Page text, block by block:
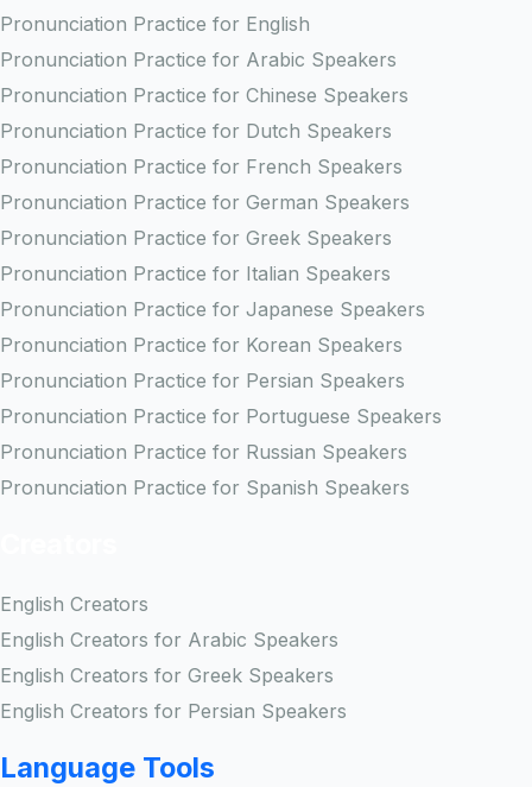
Pronunciation Practice for English
Pronunciation Practice for Arabic Speakers
Pronunciation Practice for Chinese Speakers
Pronunciation Practice for Dutch Speakers
Pronunciation Practice for French Speakers
Pronunciation Practice for German Speakers
Pronunciation Practice for Greek Speakers
Pronunciation Practice for Italian Speakers
Pronunciation Practice for Japanese Speakers
Pronunciation Practice for Korean Speakers
Pronunciation Practice for Persian Speakers
Pronunciation Practice for Portuguese Speakers
Pronunciation Practice for Russian Speakers
Pronunciation Practice for Spanish Speakers
English Creators
English Creators for Arabic Speakers
English Creators for Greek Speakers
English Creators for Persian Speakers
Language Tools